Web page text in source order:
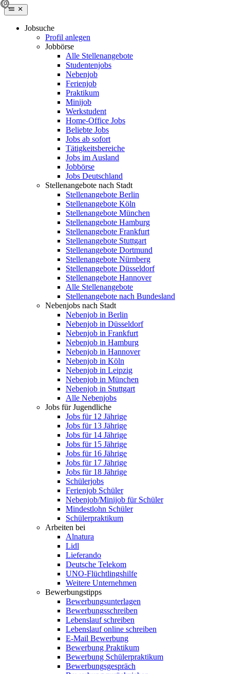
Jobsuche
Profil anlegen
Jobbörse
Alle Stellenangebote
Studentenjobs
Nebenjob
Ferienjob
Praktikum
Minijob
Werkstudent
Home-Office Jobs
Beliebte Jobs
Jobs ab sofort
Tätigkeitsbereiche
Jobs im Ausland
Jobbörse
Jobs Deutschland
Stellenangebote nach Stadt
Stellenangebote Berlin
Stellenangebote Köln
Stellenangebote München
Stellenangebote Hamburg
Stellenangebote Frankfurt
Stellenangebote Stuttgart
Stellenangebote Dortmund
Stellenangebote Nürnberg
Stellenangebote Düsseldorf
Stellenangebote Hannover
Alle Stellenangebote
Stellenangebote nach Bundesland
Nebenjobs nach Stadt
Nebenjob in Berlin
Nebenjob in Düsseldorf
Nebenjob in Frankfurt
Nebenjob in Hamburg
Nebenjob in Hannover
Nebenjob in Köln
Nebenjob in Leipzig
Nebenjob in München
Nebenjob in Stuttgart
Alle Nebenjobs
Jobs für Jugendliche
Jobs für 12 Jährige
Jobs für 13 Jährige
Jobs für 14 Jährige
Jobs für 15 Jährige
Jobs für 16 Jährige
Jobs für 17 Jährige
Jobs für 18 Jährige
Schülerjobs
Ferienjob Schüler
Nebenjob/Minijob für Schüler
Mindestlohn Schüler
Schülerpraktikum
Arbeiten bei
Alnatura
Lidl
Lieferando
Deutsche Telekom
UNO-Flüchtlingshilfe
Weitere Unternehmen
Bewerbungstipps
Bewerbungsunterlagen
Bewerbungsschreiben
Lebenslauf schreiben
Lebenslauf online schreiben
E-Mail Bewerbung
Bewerbung Praktikum
Bewerbung Schülerpraktikum
Bewerbungsgespräch